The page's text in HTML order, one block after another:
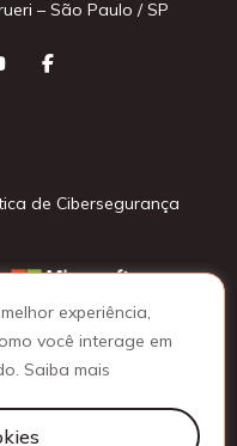
experiência,
você interage em
Saiba mais
– São Paulo / SP
de Cibersegurança
direitos reservados